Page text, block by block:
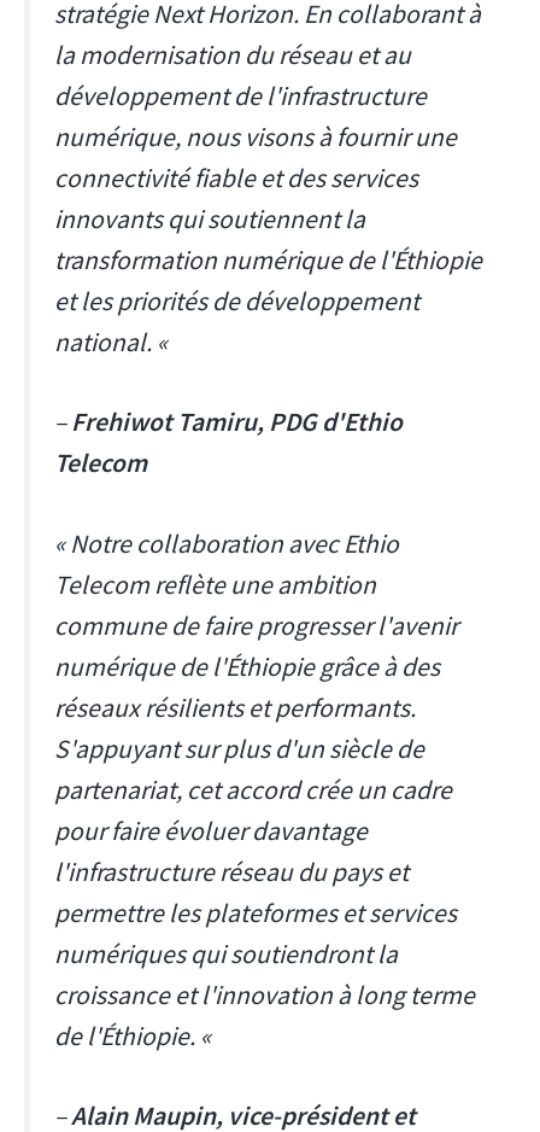
stratégie Next Horizon. En collaborant à
la modernisation du réseau et au
développement de l'infrastructure
numérique, nous visons à fournir une
connectivité fiable et des services
innovants qui soutiennent la
transformation numérique de l'Éthiopie
et les priorités de développement
national. «
–Frehiwot Tamiru, PDG d'Ethio
Telecom
« Notre collaboration avec Ethio
Telecom reflète une ambition
commune de faire progresser l'avenir
numérique de l'Éthiopie grâce à des
réseaux résilients et performants.
S'appuyant sur plus d'un siècle de
partenariat, cet accord crée un cadre
pour faire évoluer davantage
l'infrastructure réseau du pays et
permettre les plateformes et services
numériques qui soutiendront la
croissance et l'innovation à long terme
de l'Éthiopie. «
–Alain Maupin, vice-président et